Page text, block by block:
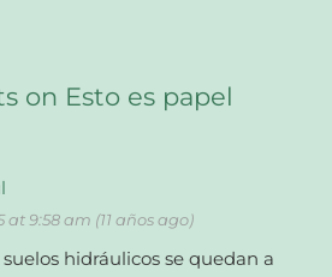
on Esto es papel
at 9:58 am (11 años ago)
suelos hidráulicos se quedan a